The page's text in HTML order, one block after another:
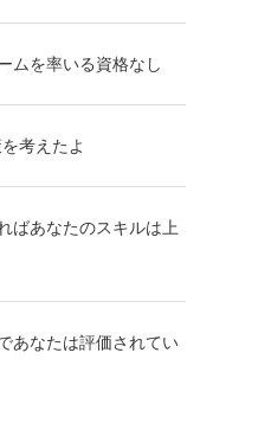
ムを率いる資格なし
考えたよ
ばあなたのスキルは上
あなたは評価されてい